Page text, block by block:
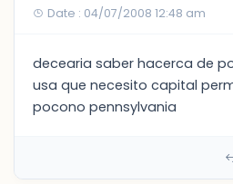
Date : 04/07/2008 12:48 am
decearia saber hacerca de
usa que necesito capital
pocono pennsylvania